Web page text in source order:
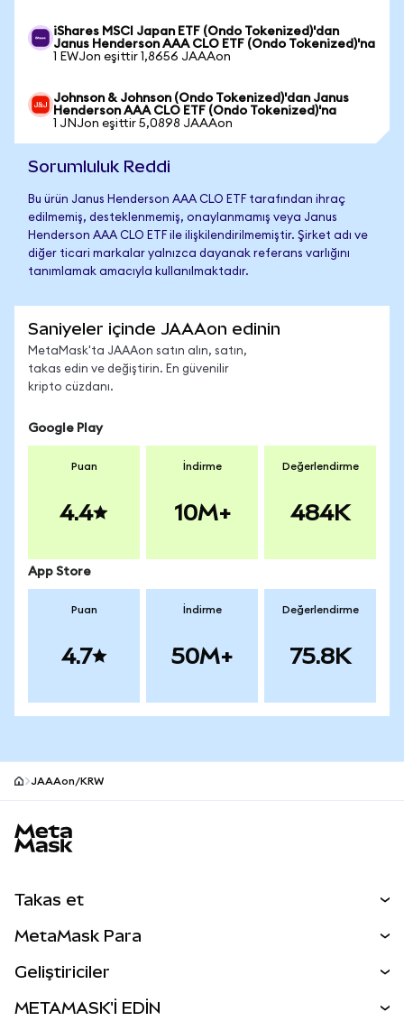
iShares MSCI Japan ETF (Ondo Tokenized)'dan
Janus Henderson AAA CLO ETF (Ondo Tokenized)'na
1 EWJon eşittir 1,8656 JAAAon
Johnson & Johnson (Ondo Tokenized)'dan Janus
Henderson AAA CLO ETF (Ondo Tokenized)'na
1 JNJon eşittir 5,0898 JAAAon
Sorumluluk Reddi
Bu ürün Janus Henderson AAA CLO ETF tarafından ihraç
edilmemiş, desteklenmemiş, onaylanmamış veya Janus
Henderson AAA CLO ETF ile ilişkilendirilmemiştir. Şirket adı ve
diğer ticari markalar yalnızca dayanak referans varlığını
tanımlamak amacıyla kullanılmaktadır.
Saniyeler içinde JAAAon edinin
MetaMask'ta JAAAon satın alın, satın,
takas edin ve değiştirin. En güvenilir
kripto cüzdanı.
Google Play
Puan
4.4
İndirme
10M+
Değerlendirme
484K
App Store
Puan
4.7
İndirme
50M+
Değerlendirme
75.8K
JAAAon/KRW
Takas et
Perps
RWA'lar
MetaMask Para
Geliştiriciler
METAMASK'İ EDİN